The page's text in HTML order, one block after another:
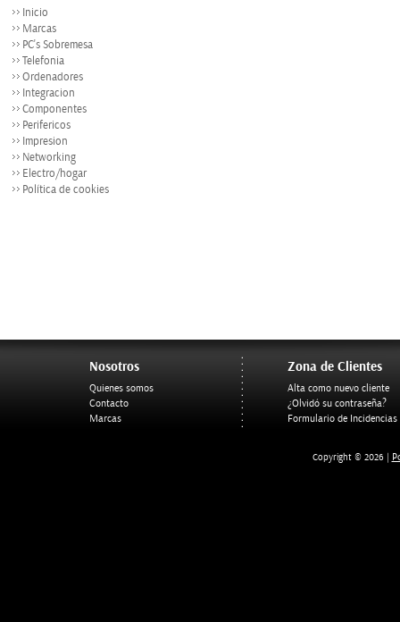
Inicio
Marcas
PC's Sobremesa
Telefonia
Ordenadores
Integracion
Componentes
Perifericos
Impresion
Networking
Electro/hogar
Política de cookies
Nosotros
Quienes somos
Contacto
Marcas
Zona de Clientes
Alta como nuevo cliente
¿Olvidó su contraseña?
Formulario de Incidencias
Copyright © 2026 |